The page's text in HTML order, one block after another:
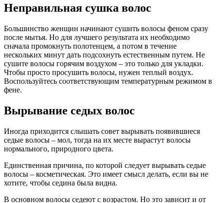
Неправильная сушка волос
Большинство женщин начинают сушить волосы феном сразу
после мытья. Но для лучшего результата их необходимо
сначала промокнуть полотенцем, а потом в течение
нескольких минут дать подсохнуть естественным путем. Не
сушите волосы горячим воздухом – это только для укладки.
Чтобы просто просушить волосы, нужен теплый воздух.
Воспользуйтесь соответствующим температурным режимом в
фене.
Вырывание седых волос
Иногда приходится слышать совет вырывать появившиеся
седые волосы – мол, тогда на их месте вырастут волосы
нормального, природного цвета.
Единственная причина, по которой следует вырывать седые
волосы – косметическая. Это имеет смысл делать, если вы не
хотите, чтобы седина была видна.
В основном волосы седеют с возрастом. Но это зависит и от